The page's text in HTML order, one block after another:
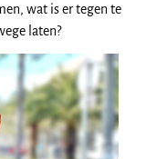
wat is er tegen te
laten?